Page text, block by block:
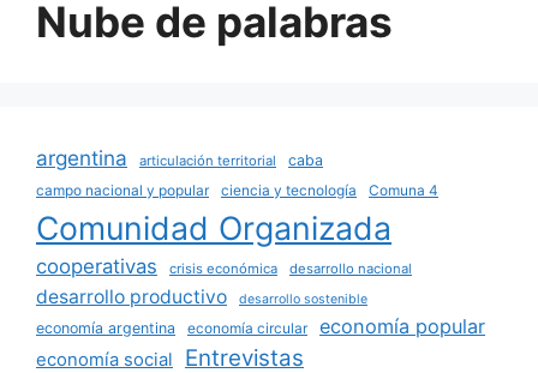
Nube de palabras
argentina articulación territorial
caba
campo nacional y popular
ciencia y tecnología Comuna 4
Comunidad Organizada
cooperativas crisis económica desarrollo nacional
desarrollo productivo desarrollo sostenible
economía argentina economía circular economía popular
economía social Entrevistas